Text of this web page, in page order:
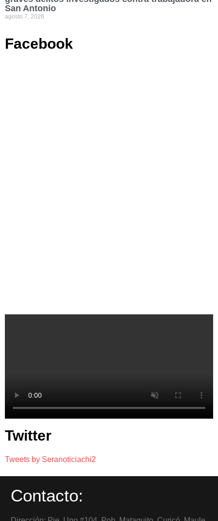
San Antonio
agosto 7, 2026
Facebook
Twitter
Tweets by Seranoticiachi2
Contacto: